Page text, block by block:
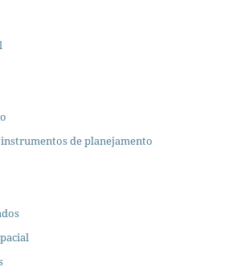
de planejamento